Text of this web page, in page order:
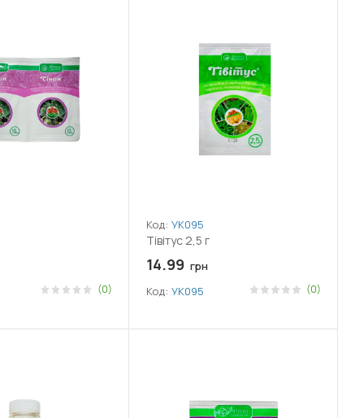
(0)
Код: УК095
Тівітус 2,5 г
14.99 грн
Код: УК095 (0)